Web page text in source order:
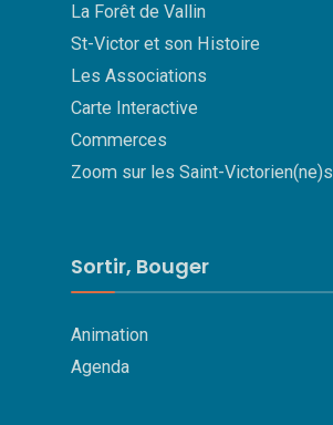
La Forêt de Vallin
St-Victor et son Histoire
Les Associations
Carte Interactive
Commerces
Zoom sur les Saint-Victorien(ne)s
Sortir, Bouger
Animation
Agenda